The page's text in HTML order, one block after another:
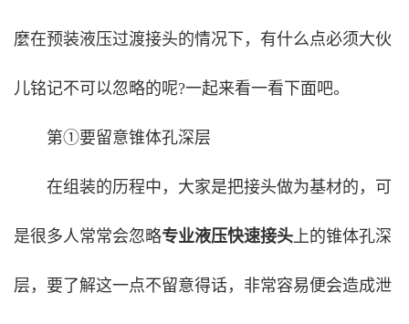
麼在预装液压过渡接头的情况下，有什么点必须大伙
儿铭记不可以忽略的呢?一起来看一看下面吧。
第①要留意锥体孔深层
在组装的历程中，大家是把接头做为基材的，可
是很多人常常会忽略专业液压快速接头 上的锥体孔深
层，要了解这一点不留意得话，非常容易便会造成泄